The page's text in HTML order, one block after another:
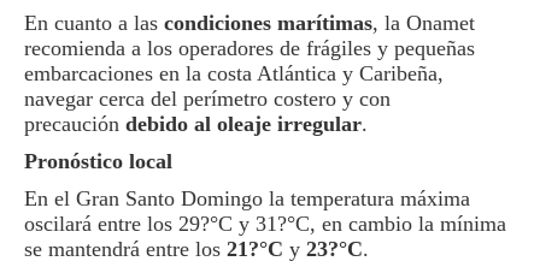
En cuanto a las condiciones marítimas, la Onamet
recomienda a los operadores de frágiles y pequeñas
embarcaciones en la costa Atlántica y Caribeña,
navegar cerca del perímetro costero y con
precaución debido al oleaje irregular.
Pronóstico local
En el Gran Santo Domingo la temperatura máxima
oscilará entre los 29?°C y 31?°C, en cambio la mínima
se mantendrá entre los 21?°C y 23?°C.